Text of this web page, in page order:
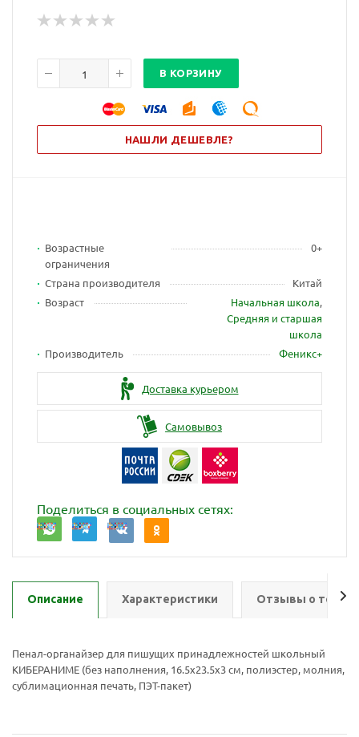
В КОРЗИНУ
НАШЛИ ДЕШЕВЛЕ?
Возрастные
ограничения
0+
Страна производителя
Китай
Возраст
Начальная школа,
Средняя и старшая
школа
Производитель
Феникс+
Доставка курьером
Самовывоз
Поделиться в социальных сетях:
Описание Характеристики Отзывы о
Пенал-органайзер для пишущих принадлежностей школьный
КИБЕРАНИМЕ (без наполнения, 16.5х23.5х3 см, полиэстер, молния,
сублимационная печать, ПЭТ-пакет)